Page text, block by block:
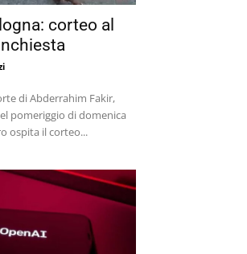
corteo al
di Abderrahim Fakir,
pomeriggio di domenica
ospita il corteo...